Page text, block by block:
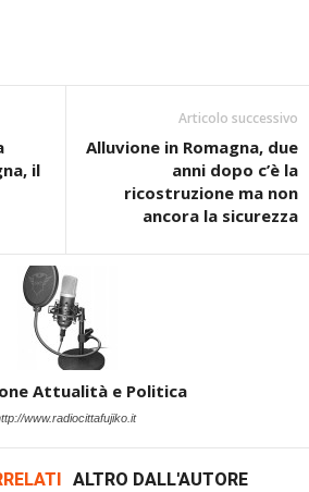
il
Articolo successivo
Alluvione in Romagna, due
anni dopo c’è la
ricostruzione ma non
ancora la sicurezza
Attualità e Politica
www.radiocittafujiko.it
ALTRO DALL'AUTORE